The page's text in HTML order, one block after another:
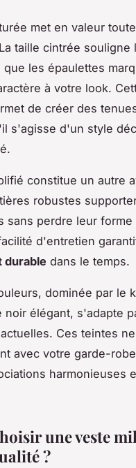
met en valeur
taille cintrée souligne
les épaulettes
à votre look.
de créer des
s'agisse d'un style
constitue un autre
robustes
sans perdre leur forme
d'entretien
durable dans le temps.
dominée par le
noir élégant, s'adapte
Ces teintes
avec votre garde-
harmonieuses
une veste
?